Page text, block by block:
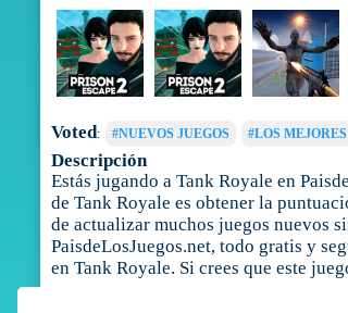
Voted: #NUEVOS JUEGOS #LOS
Descripción
Estás jugando a Tank Royale en
de Tank Royale es obtener la
de actualizar muchos juegos nuevos
PaisdeLosJuegos.net, todo gratis y
en Tank Royale. Si crees que este